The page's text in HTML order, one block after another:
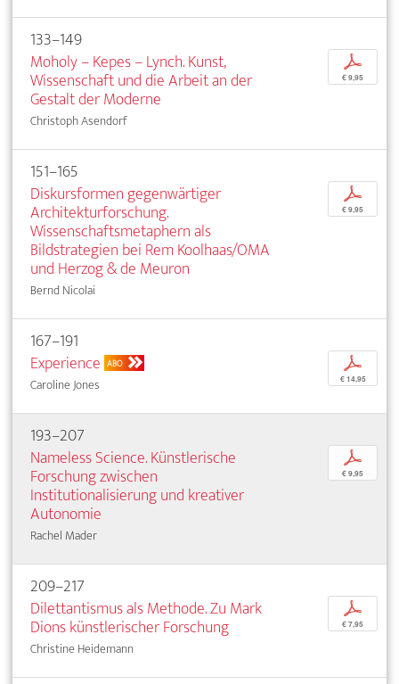
133–149
Moholy – Kepes – Lynch. Kunst,
Wissenschaft und die Arbeit an der
Gestalt der Moderne
Christoph Asendorf
p
€ 9,95
151–165
Diskursformen gegenwärtiger
Architekturforschung.
Wissenschaftsmetaphern als
Bildstrategien bei Rem Koolhaas/OMA
und Herzog & de Meuron
Bernd Nicolai
p
€ 9,95
167–191
Experience ABO
Caroline Jones
p
€ 14,95
193–207
Nameless Science. Künstlerische
Forschung zwischen
Institutionalisierung und kreativer
Autonomie
Rachel Mader
p
€ 9,95
209–217
Dilettantismus als Methode. Zu Mark
Dions künstlerischer Forschung
Christine Heidemann
p
€ 7,95